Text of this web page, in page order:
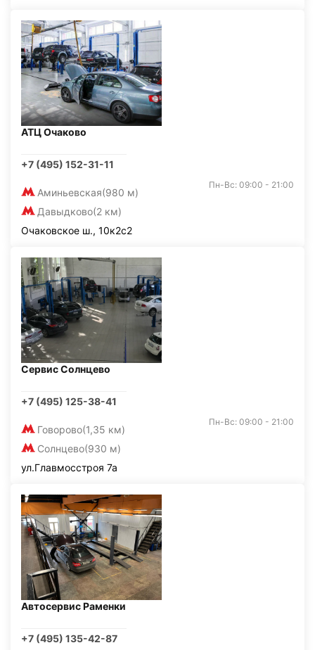
АТЦ Очаково
+7 (495) 152-31-11
Аминьевская(980 м)
Давыдково(2 км)
Пн-Вс: 09:00 - 21:00
Очаковское ш., 10к2с2
Сервис Солнцево
+7 (495) 125-38-41
Говорово(1,35 км)
Солнцево(930 м)
Пн-Вс: 09:00 - 21:00
ул.Главмосстроя 7а
Автосервис Раменки
+7 (495) 135-42-87